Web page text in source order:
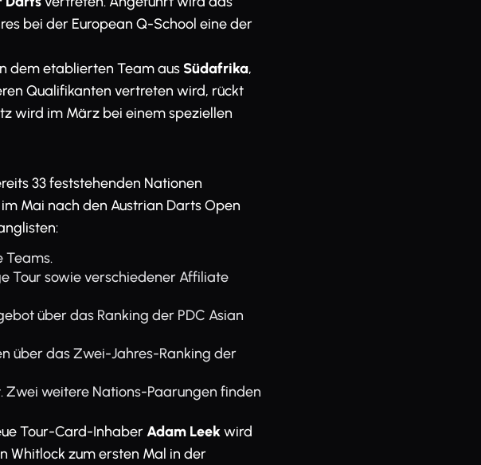
bei der European Q-School eine der
dem etablierten Team aus Südafrika,
Qualifikanten vertreten wird, rückt
wird im März bei einem speziellen
33 feststehenden Nationen
Mai nach den Austrian Darts Open
Teams.
Tour sowie verschiedener Affiliate
über das Ranking der PDC Asian
über das Zwei-Jahres-Ranking der
Zwei weitere Nations-Paarungen finden
Tour-Card-InhaberAdam Leekwird
Whitlock zum ersten Mal in der